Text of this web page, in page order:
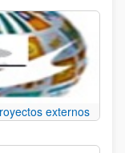
externos